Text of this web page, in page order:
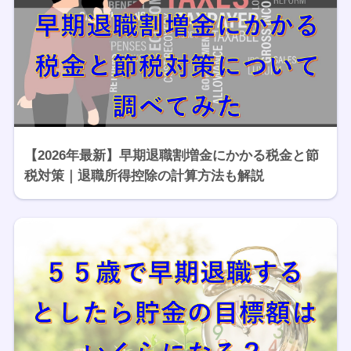
【2026年最新】早期退職割増金にかかる税金と節
税対策｜退職所得控除の計算方法も解説